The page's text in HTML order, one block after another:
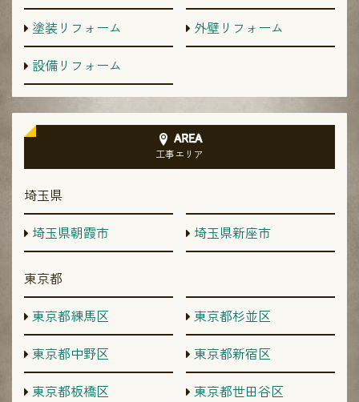
塗装リフォーム
外壁リフォーム
設備リフォーム
AREA
工事エリア
埼玉県
埼玉県朝霞市
埼玉県新座市
東京都
東京都練馬区
東京都杉並区
東京都中野区
東京都新宿区
東京都板橋区
東京都世田谷区